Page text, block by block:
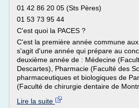
01 42 86 20 05 (Sts Pères)
01 53 73 95 44
C'est quoi la PACES ?
C'est la première année commune
s'agit d'une année qui prépare au
deuxième année de : Médecine
Descartes), Pharmacie (Faculté des
pharmaceutiques et biologiques de
(Faculté de chirurgie dentaire de
Lire la suite